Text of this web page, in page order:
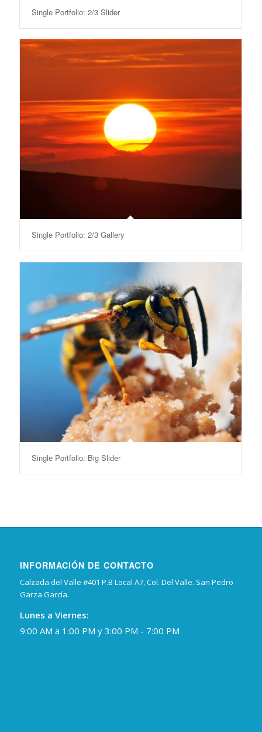
Single Portfolio: 2/3 Slider
Single Portfolio: 2/3 Gallery
Single Portfolio: Big Slider
INFORMACIÓN DE CONTACTO
Calzada del Valle #401 P.B Local A7, Col. Del Valle. San Pedro
Garza García.
Lunes a Viernes:
9:00 AM a 1:00 PM y 3:00 PM - 7:00 PM